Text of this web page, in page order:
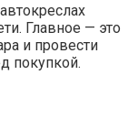
Главное — это
и провести
покупкой.